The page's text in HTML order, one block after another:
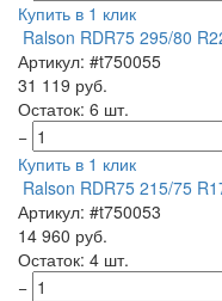
Купить в 1 клик
Ralson RDR75 295/80
Артикул: #t750055
31 119 руб.
Остаток: 6 шт.
−
Купить в 1 клик
Ralson RDR75 215/75
Артикул: #t750053
14 960 руб.
Остаток: 4 шт.
−